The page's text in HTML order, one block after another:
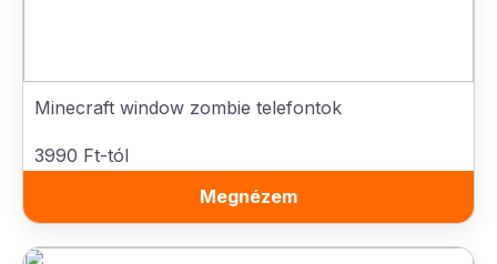
Minecraft window zombie telefontok
3990 Ft-tól
Megnézem